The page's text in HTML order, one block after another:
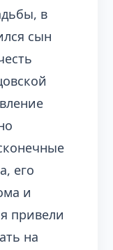
в
сын
его
и
привели
на